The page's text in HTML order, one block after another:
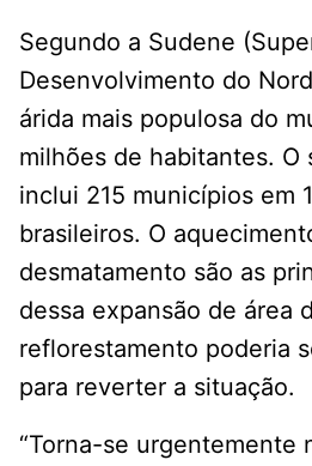
Segundo a Sudene
Desenvolvimento do
árida mais populosa do
milhões de habitantes. O
inclui 215 municípios em
brasileiros. O
desmatamento são as
dessa expansão de área
reflorestamento poderia
para reverter a situação.
“Torna-se urgentemente